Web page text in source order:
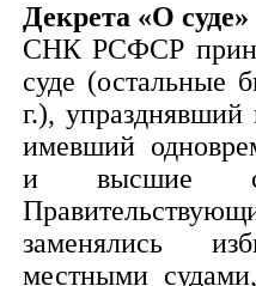
Декрета «О
СНК РСФСР
суде (остальные
г.),
имевший
и высшие
заменялись
местными